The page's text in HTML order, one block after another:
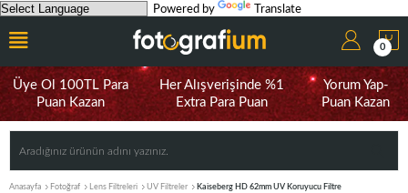
Powered by Translate
0
Üye Ol 100TL Para
Puan Kazan
Her Alışverişinde %1
Extra Para Puan
Yorum Yap-
Puan Kazan
Anasayfa Fotoğraf Lens Filtreleri UV Filtreler Kaiseberg HD 62mm UV Koruyucu Filtre